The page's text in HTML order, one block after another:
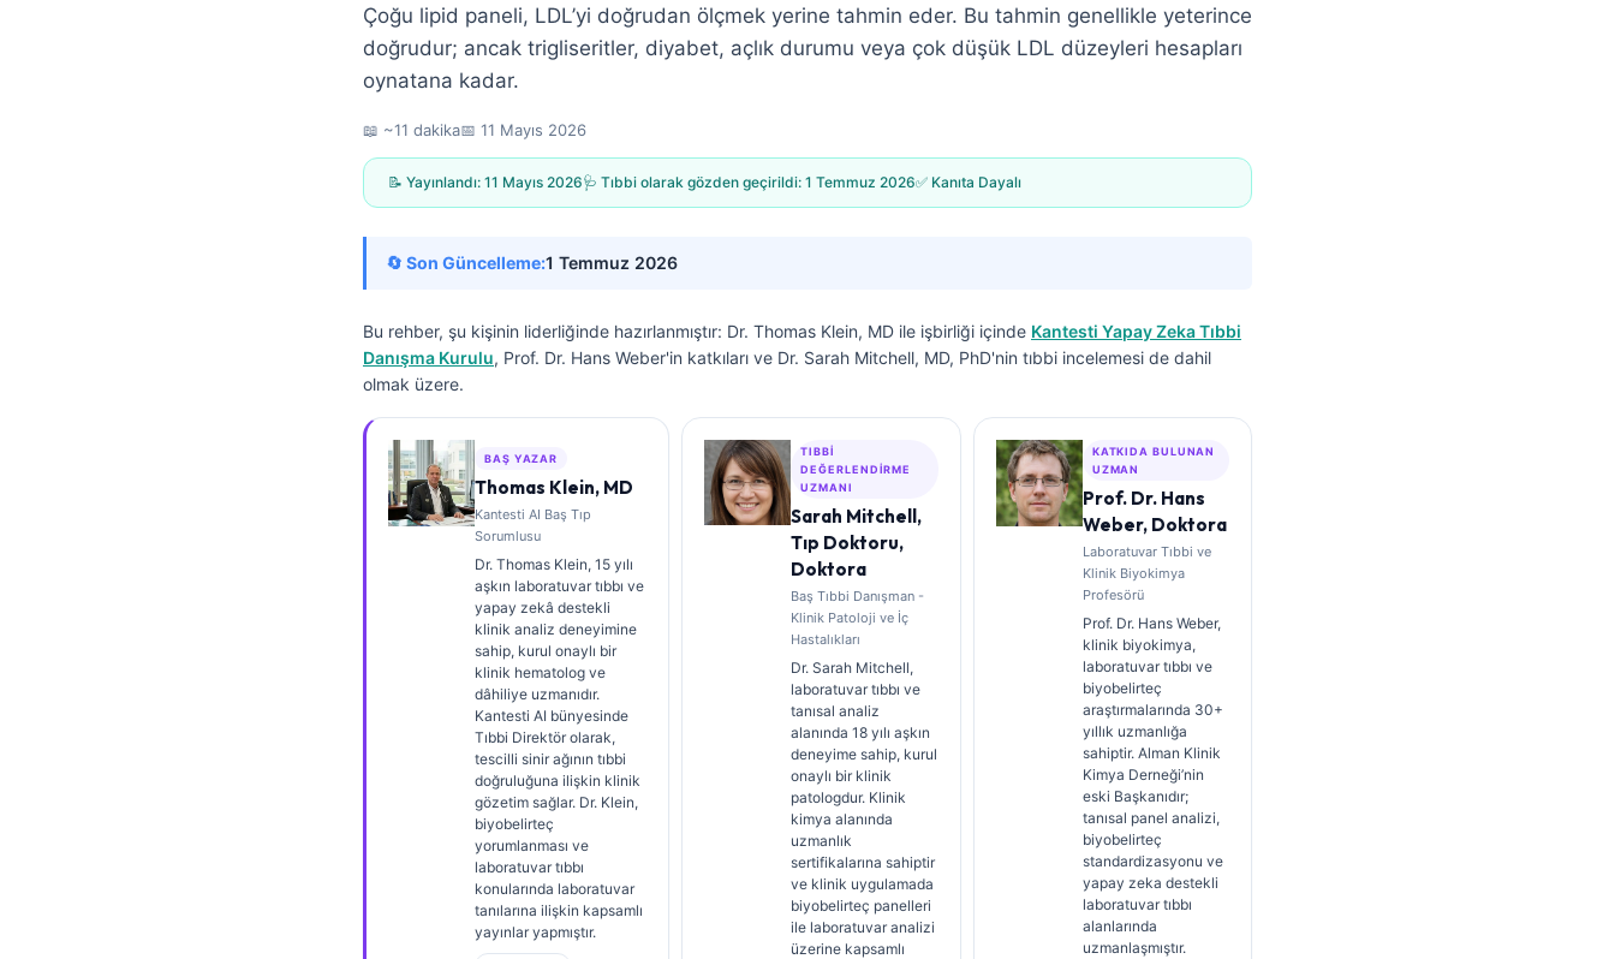
Çoğu lipid paneli, LDL’yi doğrudan ölçmek yerine tahmin eder. Bu tahmin genellikle yeterince
doğrudur; ancak trigliseritler, diyabet, açlık durumu veya çok düşük LDL düzeyleri hesapları
oynatana kadar.
📖 ~11 dakika📅 11 Mayıs 2026
📝 Yayınlandı: 11 Mayıs 2026🩺 Tıbbi olarak gözden geçirildi: 1 Temmuz 2026✅ Kanıta Dayalı
🔄 Son Güncelleme:1 Temmuz 2026
Bu rehber, şu kişinin liderliğinde hazırlanmıştır: Dr. Thomas Klein, MD ile işbirliği içinde Kantesti Yapay Zeka Tıbbi
Danışma Kurulu, Prof. Dr. Hans Weber'in katkıları ve Dr. Sarah Mitchell, MD, PhD'nin tıbbi incelemesi de dahil
olmak üzere.
BAŞ YAZAR
Thomas Klein, MD
Kantesti AI Baş Tıp
Sorumlusu
Dr. Thomas Klein, 15 yılı
aşkın laboratuvar tıbbı ve
yapay zekâ destekli
klinik analiz deneyimine
sahip, kurul onaylı bir
klinik hematolog ve
dâhiliye uzmanıdır.
Kantesti AI bünyesinde
Tıbbi Direktör olarak,
tescilli sinir ağının tıbbi
doğruluğuna ilişkin klinik
gözetim sağlar. Dr. Klein,
biyobelirteç
yorumlanması ve
laboratuvar tıbbı
konularında laboratuvar
tanılarına ilişkin kapsamlı
yayınlar yapmıştır.
TIBBI
DEĞERLENDIRME
UZMANI
Sarah Mitchell,
Tıp Doktoru,
Doktora
Baş Tıbbi Danışman -
Klinik Patoloji ve İç
Hastalıkları
Dr. Sarah Mitchell,
laboratuvar tıbbı ve
tanısal analiz
alanında 18 yılı aşkın
deneyime sahip, kurul
onaylı bir klinik
patologdur. Klinik
kimya alanında
uzmanlık
sertifikalarına sahiptir
ve klinik uygulamada
biyobelirteç panelleri
ile laboratuvar analizi
üzerine kapsamlı
KATKIDA BULUNAN
UZMAN
Prof. Dr. Hans
Weber, Doktora
Laboratuvar Tıbbi ve
Klinik Biyokimya
Profesörü
Prof. Dr. Hans Weber,
klinik biyokimya,
laboratuvar tıbbı ve
biyobelirteç
araştırmalarında 30+
yıllık uzmanlığa
sahiptir. Alman Klinik
Kimya Derneği’nin
eski Başkanıdır;
tanısal panel analizi,
biyobelirteç
standardizasyonu ve
yapay zeka destekli
laboratuvar tıbbı
alanlarında
uzmanlaşmıştır.